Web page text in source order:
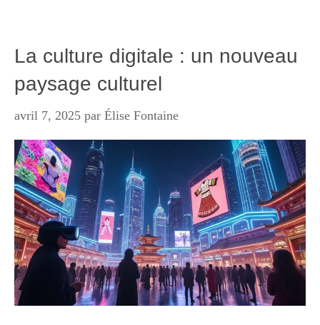
La culture digitale : un nouveau
paysage culturel
avril 7, 2025 par Élise Fontaine